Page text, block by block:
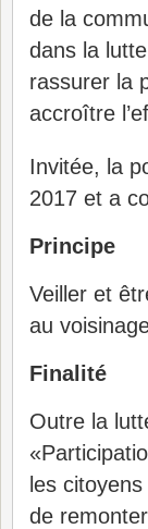
de la
dans la
rassurer la
accroître
Invitée, la
2017 et a
Principe
Veiller et
au
Finalité
Outre la
les
de